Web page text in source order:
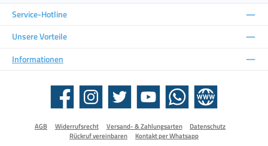
Service-Hotline
Unsere Vorteile
Informationen
Facebook Instagram Twitter YouTube WhatsApp Website
AGB Widerrufsrecht Versand- & Zahlungsarten
Datenschutz
Rückruf vereinbaren
Kontakt per Whatsapp